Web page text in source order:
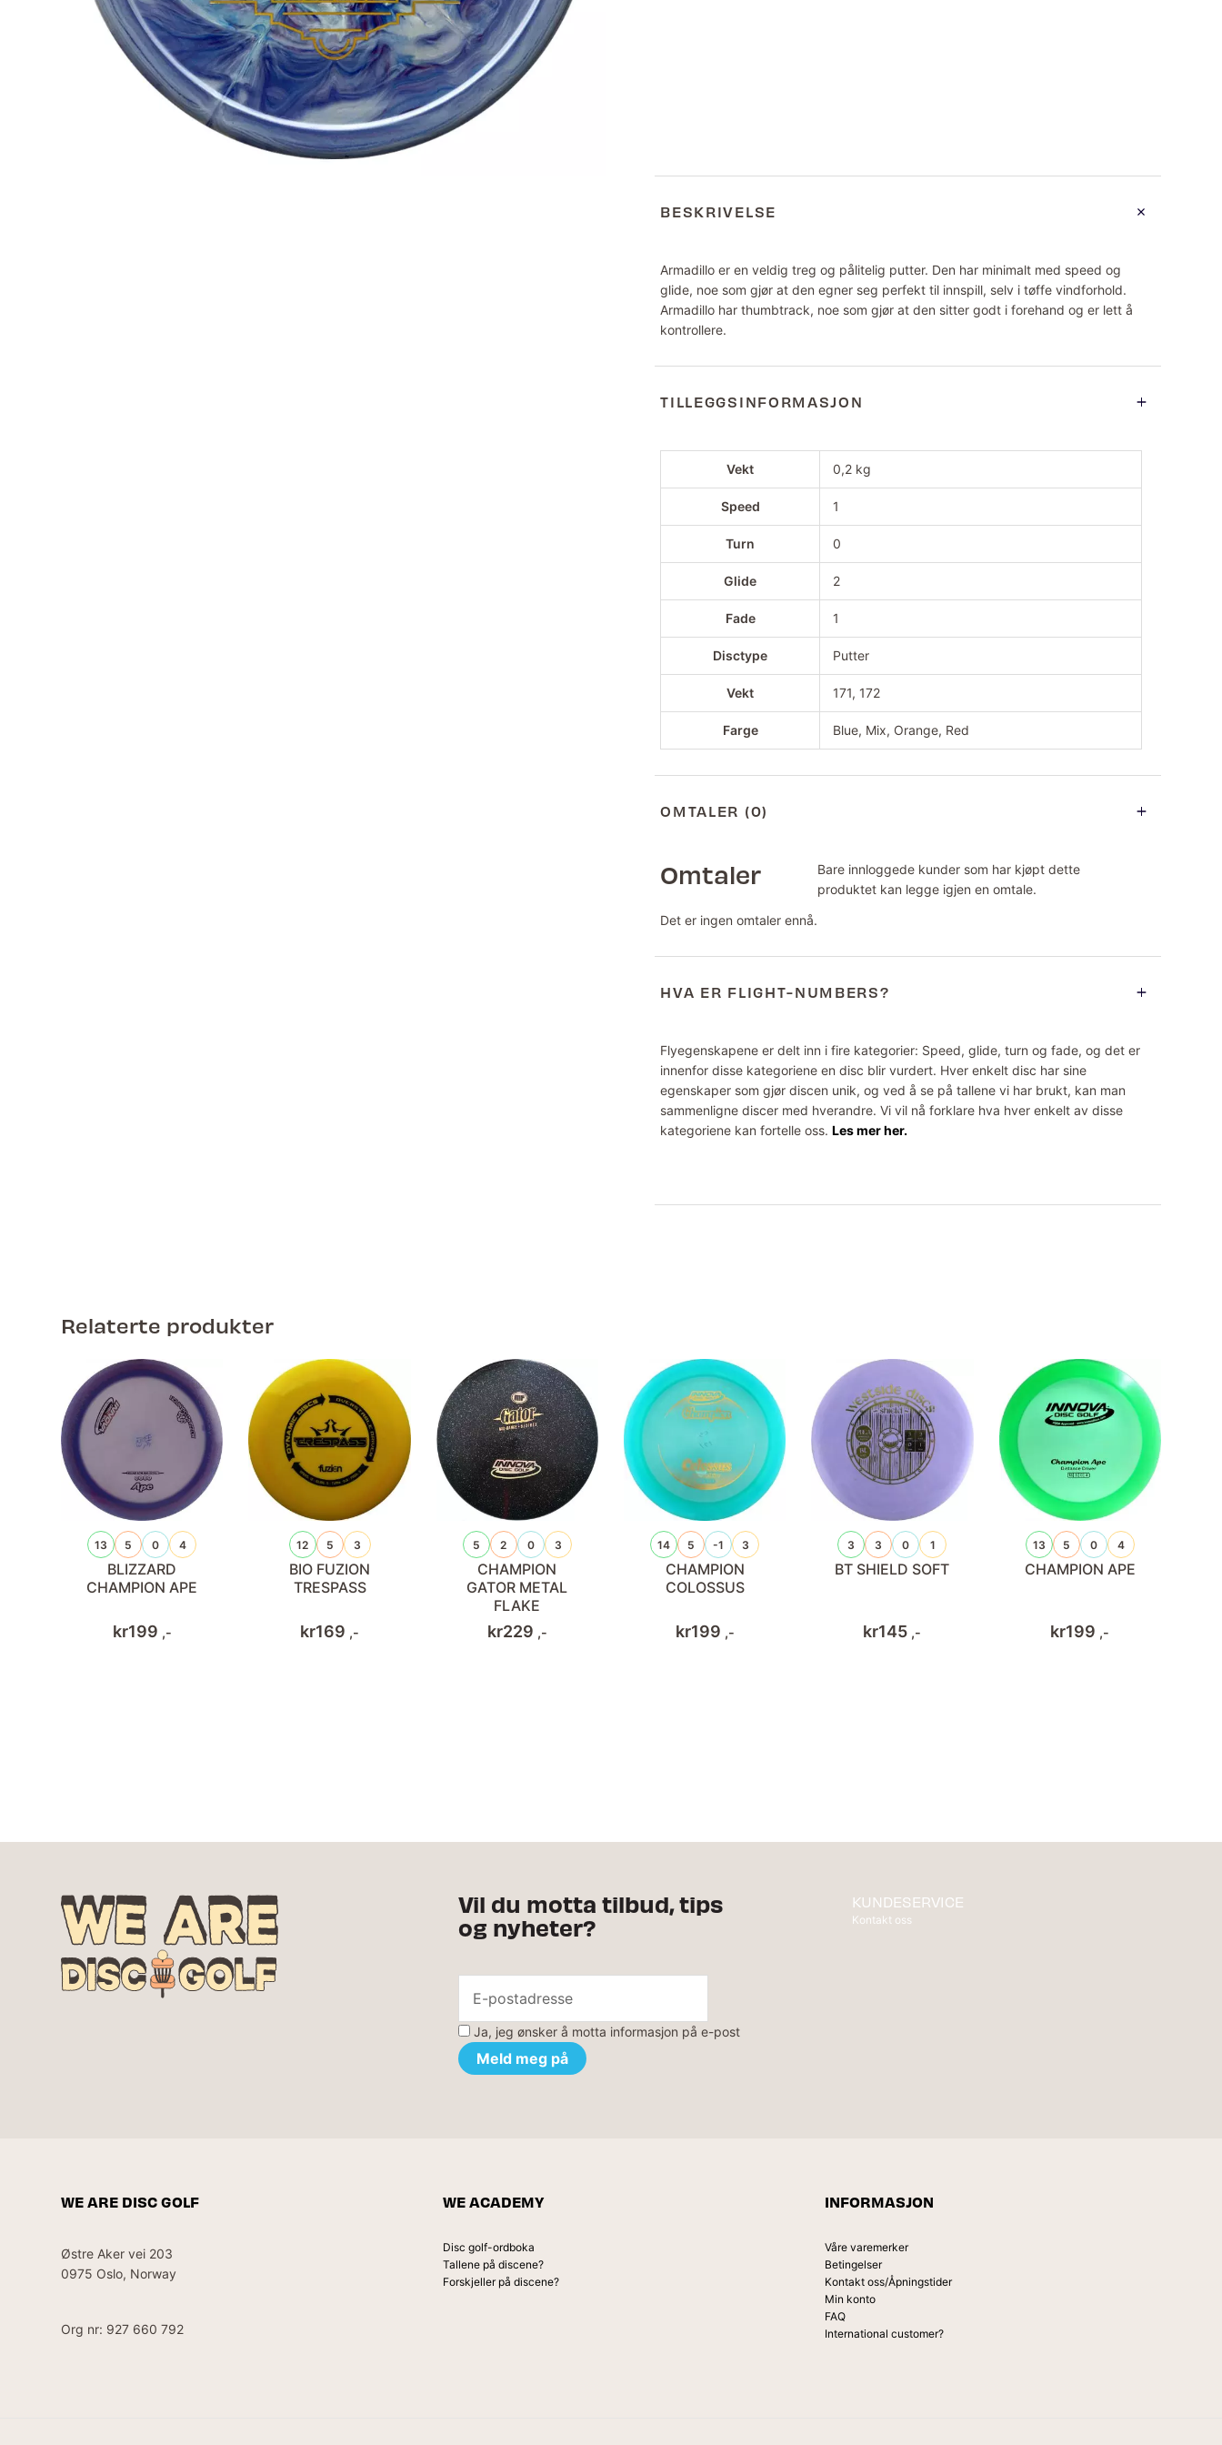
BESKRIVELSE
Armadillo er en veldig treg og pålitelig putter. Den har minimalt med speed og
glide, noe som gjør at den egner seg perfekt til innspill, selv i tøffe vindforhold.
Armadillo har thumbtrack, noe som gjør at den sitter godt i forehand og er lett å
kontrollere.
TILLEGGSINFORMASJON
Vekt 0,2 kg
Speed 1
Turn 0
Glide 2
Fade 1
Disctype Putter
Vekt 171, 172
Farge Blue, Mix, Orange, Red
OMTALER (0)
Omtaler
Det er ingen omtaler ennå.
Bare innloggede kunder som har kjøpt dette
produktet kan legge igjen en omtale.
HVA ER FLIGHT-NUMBERS?
Flyegenskapene er delt inn i fire kategorier: Speed, glide, turn og fade, og det er
innenfor disse kategoriene en disc blir vurdert. Hver enkelt disc har sine
egenskaper som gjør discen unik, og ved å se på tallene vi har brukt, kan man
sammenligne discer med hverandre. Vi vil nå forklare hva hver enkelt av disse
kategoriene kan fortelle oss.Les mer her.
Relaterte produkter
13 5 0 4
BLIZZARD
CHAMPION APE
kr199 ,-
12 5 3
BIO FUZION
TRESPASS
kr169 ,-
5 2 0 3
CHAMPION
GATOR METAL
FLAKE
kr229 ,-
14 5 -1 3
CHAMPION
COLOSSUS
kr199 ,-
3 3 0 1
BT SHIELD SOFT
kr145 ,-
13 5 0 4
CHAMPION APE
kr199 ,-
Vil du motta tilbud, tips
og nyheter?
Ja, jeg ønsker å motta informasjon på e-post
KUNDESERVICE
Kontakt oss
WE ARE DISC GOLF
Østre Aker vei 203
0975 Oslo, Norway
Org nr: 927 660 792
WE ACADEMY
Disc golf-ordboka
Tallene på discene?
Forskjeller på discene?
INFORMASJON
Våre varemerker
Betingelser
Kontakt oss/Åpningstider
Min konto
FAQ
International customer?